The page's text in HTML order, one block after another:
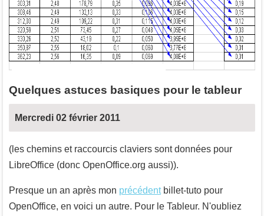
Quelques astuces basiques pour le tableur
Mercredi 02 février 2011
(les chemins et raccourcis claviers sont données pour
LibreOffice (donc OpenOffice.org aussi)).
Presque un an après mon précédentbillet-tuto pour
OpenOffice, en voici un autre. Pour le Tableur. N'oubliez